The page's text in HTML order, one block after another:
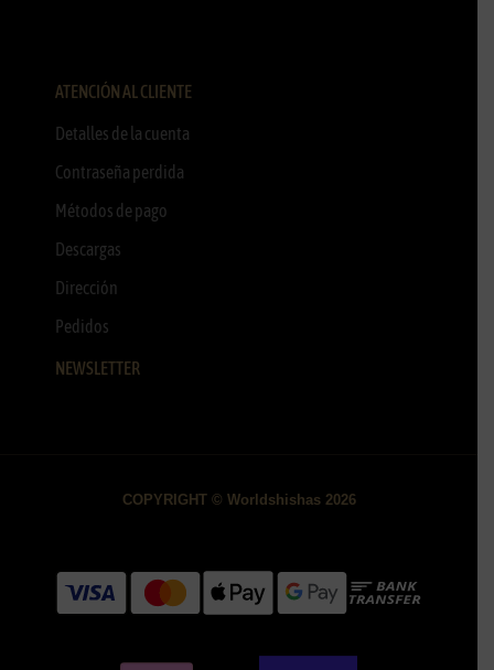
ATENCIÓN AL CLIENTE
Detalles de la cuenta
Contraseña perdida
Métodos de pago
Descargas
Dirección
Pedidos
NEWSLETTER
COPYRIGHT © Worldshishas 2026